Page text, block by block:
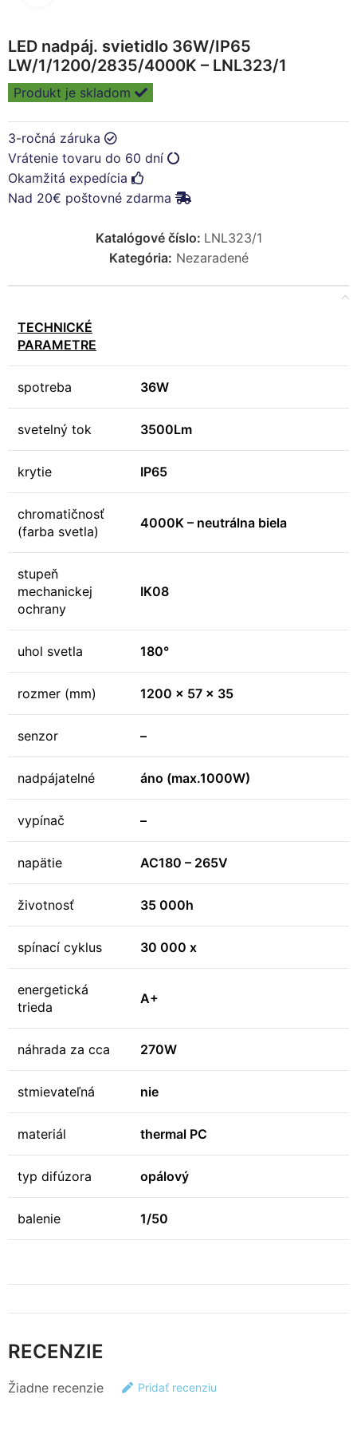
LED nadpáj. svietidlo 36W/IP65
LW/1/1200/2835/4000K – LNL323/1
Produkt je skladom
3-ročná záruka
Vrátenie tovaru do 60 dní
Okamžitá expedícia
Nad 20€ poštovné zdarma
Katalógové číslo: LNL323/1
Kategória: Nezaradené
TECHNICKÉ
PARAMETRE
spotreba 36W
svetelný tok 3500Lm
krytie IP65
chromatičnosť
(farba svetla)
4000K – neutrálna biela
stupeň
mechanickej
ochrany
IK08
uhol svetla 180°
rozmer (mm) 1200 x 57 x 35
senzor –
nadpájatelné áno (max.1000W)
vypínač –
napätie AC180 – 265V
životnosť 35 000h
spínací cyklus 30 000 x
energetická
trieda
A+
náhrada za cca 270W
stmievateľná nie
materiál thermal PC
typ difúzora opálový
balenie 1/50
RECENZIE
Žiadne recenzie Pridať recenziu